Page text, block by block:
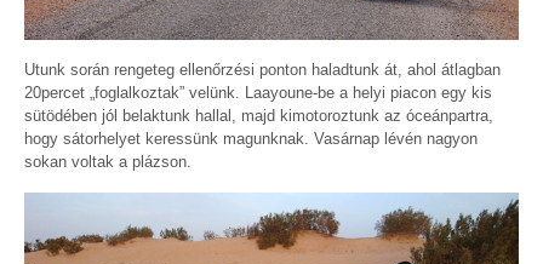
Utunk során rengeteg ellenőrzési ponton haladtunk át, ahol átlagban
20percet „foglalkoztak” velünk. Laayoune-be a helyi piacon egy kis
sütödében jól belaktunk hallal, majd kimotoroztunk az óceánpartra,
hogy sátorhelyet keressünk magunknak. Vasárnap lévén nagyon
sokan voltak a plázson.